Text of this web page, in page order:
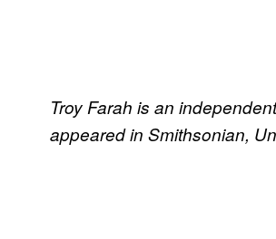
Troy Farah is an
appeared in Smithsonian,